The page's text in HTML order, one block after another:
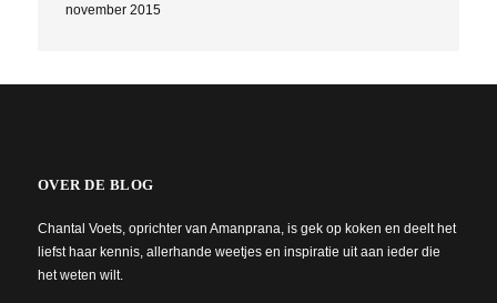
november 2015
OVER DE BLOG
Chantal Voets, oprichter van Amanprana, is gek op koken en deelt het
liefst haar kennis, allerhande weetjes en inspiratie uit aan ieder die
het weten wilt.